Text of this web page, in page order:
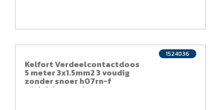
Kelfort Verdeelcontactdoos
5 meter 3x1.5mm2 3 voudig
zonder snoer h07rn-f
afsluitbaar nylon
1524036